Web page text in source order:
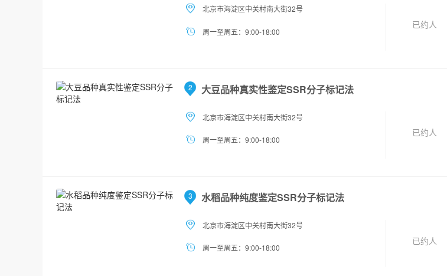
已约 人
北京市海淀区中关村南大街32号
周一至周五：9:00-18:00
2 大豆品种真实性鉴定SSR分子标记法
已约人
北京市海淀区中关村南大街32号
周一至周五：9:00-18:00
3 水稻品种纯度鉴定SSR分子标记法
已约 人
北京市海淀区中关村南大街32号
周一至周五：9:00-18:00